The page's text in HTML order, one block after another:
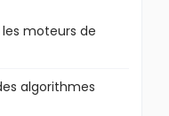
moteurs de
algorithmes